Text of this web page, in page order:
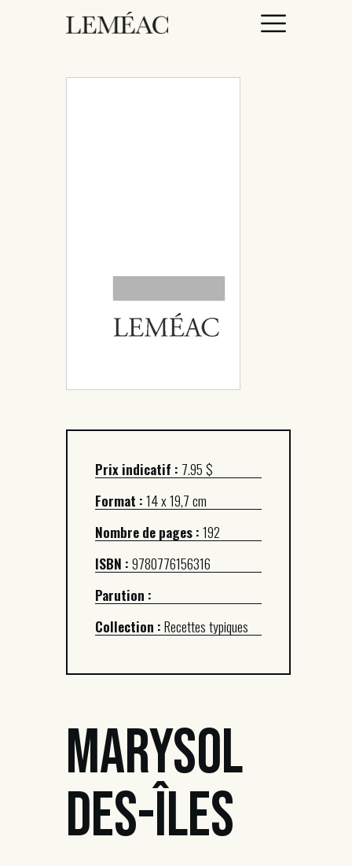
À PROPOS
Prix indicatif : 7.95 $
Format :14 x 19,7 cm
Nombre de pages :192
ISBN :9780776156316
Parution :
Collection :Recettes typiques
Marysol
Des-Îles